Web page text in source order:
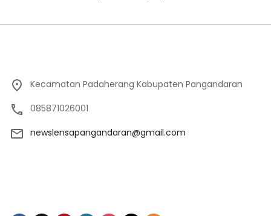
Kecamatan Padaherang Kabupaten Pangandaran
085871026001
newslensapangandaran@gmail.com